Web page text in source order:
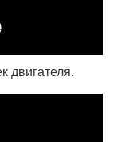
двигателя.